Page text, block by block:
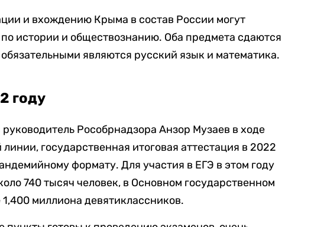
и вхождению Крыма в состав России могут
по истории и обществознанию. Оба предмета сдаются
являются русский язык и математика.
году
руководитель Рособрнадзора Анзор Музаев в ходе
государственная итоговая аттестация в 2022
формату. Для участия в ЕГЭ в этом году
740 тысяч человек, в Основном государственном
миллиона девятиклассников.